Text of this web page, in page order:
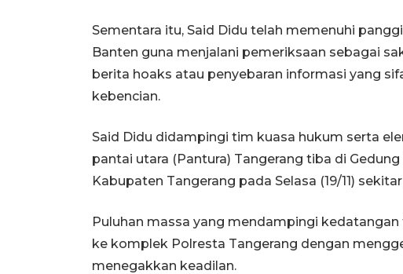
Sementara itu, Said Didu telah memenuhi
Banten guna menjalani pemeriksaan sebagai
berita hoaks atau penyebaran informasi yang
kebencian.
Said Didu didampingi tim kuasa hukum serta
pantai utara (Pantura) Tangerang tiba di
Kabupaten Tangerang pada Selasa (19/11)
Puluhan massa yang mendampingi
ke komplek Polresta Tangerang dengan
menegakkan keadilan.